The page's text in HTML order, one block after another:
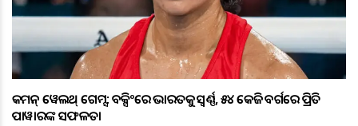
କମନ୍ ୱେଲଥ୍ ଗେମ୍ସ: ବକ୍ସିଂରେ ଭାରତକୁ ସ୍ବର୍ଣ୍ଣ, ୫୪ କେଜି ବର୍ଗରେ ପ୍ରିତି
ପାୱାରଙ୍କ ସଫଳତା